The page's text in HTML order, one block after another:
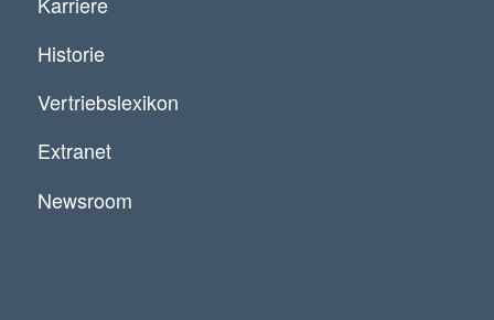
Historie
Vertriebslexikon
Extranet
Newsroom